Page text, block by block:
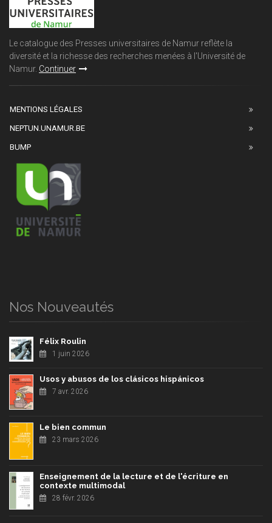
Le catalogue des Presses universitaires de Namur reflète la
diversité et la richesse des recherches menées à l'Université de
Namur. Continuer
MENTIONS LÉGALES
NEPTUN.UNAMUR.BE
BUMP
Nos Nouveautés
Félix Roulin
1 juin 2026
Usos y abusos de los clásicos hispánicos
7 avr. 2026
Le bien commun
23 mars 2026
Enseignement de la lecture et de l'écriture en
contexte multimodal
28 févr. 2026